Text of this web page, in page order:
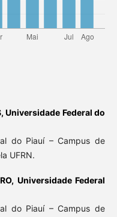
Universidade Federal do
do Piauí – Campus de
UFRN.
Universidade Federal
do Piauí – Campus de